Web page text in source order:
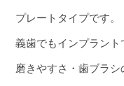
プレートタイプです。
義歯でもインプラント
磨きやすさ・歯ブラ